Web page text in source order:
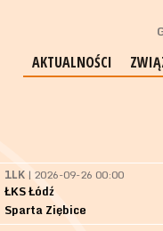
AKTUALNOŚCI
1LK | 2026-09-26 00:00
ŁKS Łódź
Sparta Ziębice